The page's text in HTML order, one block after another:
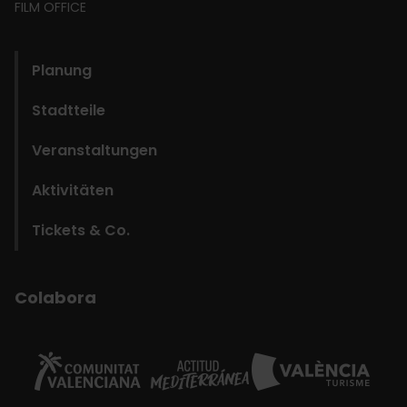
FILM OFFICE
Planung
Stadtteile
Veranstaltungen
Aktivitäten
Tickets & Co.
Colabora